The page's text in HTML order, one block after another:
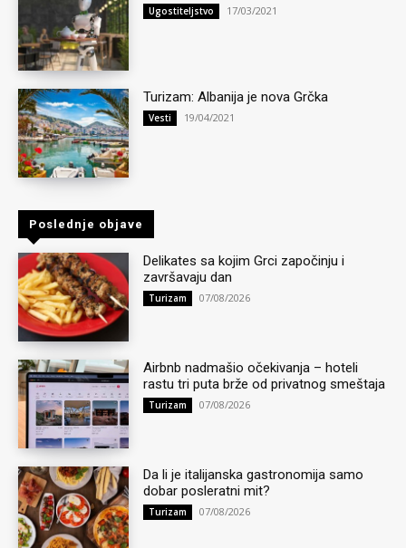
Ugostiteljstvo 17/03/2021
Turizam: Albanija je nova Grčka
Vesti 19/04/2021
Poslednje objave
Delikates sa kojim Grci započinju i
završavaju dan
Turizam 07/08/2026
Airbnb nadmašio očekivanja – hoteli
rastu tri puta brže od privatnog smeštaja
Turizam 07/08/2026
Da li je italijanska gastronomija samo
dobar posleratni mit?
Turizam 07/08/2026